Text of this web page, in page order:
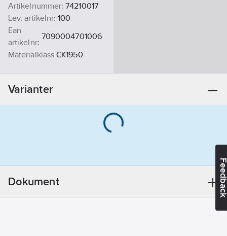
Artikelnummer: 74210017
Lev. artikelnr: 100
Ean
artikelnr:
7090004701006
Materialklass CK1950
Varianter
Dokument